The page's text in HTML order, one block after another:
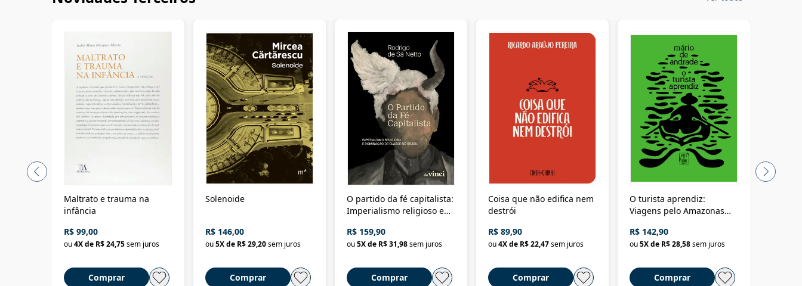
Maltrato e trauma na
infância
R$ 99,00
ou4X de R$ 24,75sem juros
Comprar
Solenoide
R$ 146,00
ou5X de R$ 29,20sem juros
Comprar
O partido da fé capitalista:
Imperialismo religioso e
Brasil
R$ 159,90
ou5X de R$ 31,98sem juros
Comprar
Coisa que não edifica nem
destrói
R$ 89,90
ou4X de R$ 22,47sem juros
Comprar
O turista aprendiz:
Viagens pelo Amazonas
até a Bolívia e por Marajó
até dizer chega
R$ 142,90
ou5X de R$ 28,58sem juros
Comprar